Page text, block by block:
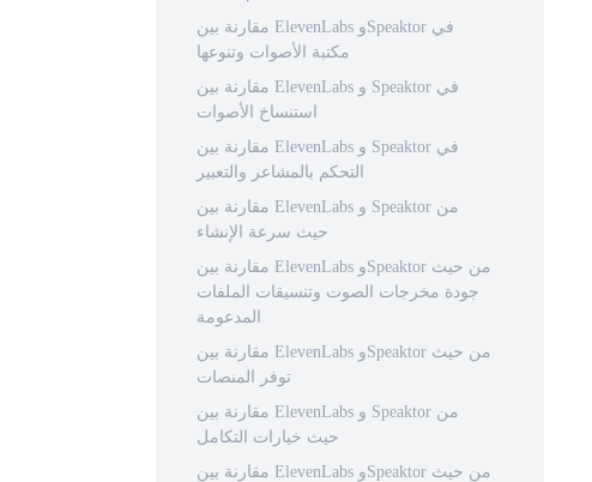
مقارنة بين ElevenLabs وSpeaktor في
مكتبة الأصوات وتنوعها
مقارنة بين ElevenLabs و Speaktor في
استنساخ الأصوات
مقارنة بين ElevenLabs و Speaktor في
التحكم بالمشاعر والتعبير
مقارنة بين ElevenLabs و Speaktor من
حيث سرعة الإنشاء
مقارنة بين ElevenLabs وSpeaktor من حيث
جودة مخرجات الصوت وتنسيقات الملفات
المدعومة
مقارنة بين ElevenLabs وSpeaktor من حيث
توفر المنصات
مقارنة بين ElevenLabs و Speaktor من
حيث خيارات التكامل
مقارنة بين ElevenLabs وSpeaktor من حيث